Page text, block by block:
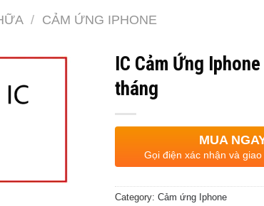
/ CẢM ỨNG IPHONE
IC Cảm Ứng
tháng
MUA
Gọi điện xác nhận và
Category: Cảm ứng Iphone